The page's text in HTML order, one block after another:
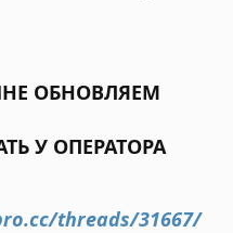
ОБНОВЛЯЕМ
У ОПЕРАТОРА
threads/31667/